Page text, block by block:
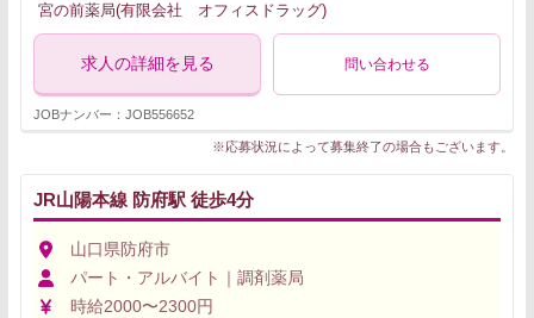
宮の前薬局(有限会社 オフィスドラッグ)
求人の詳細を見る 問い合わせる
JOBナンバー：JOB556652
※応募状況によって募集終了の場合もございます。
JR山陽本線 防府駅 徒歩4分
山口県防府市
パート・アルバイト｜調剤薬局
時給2000〜2300円